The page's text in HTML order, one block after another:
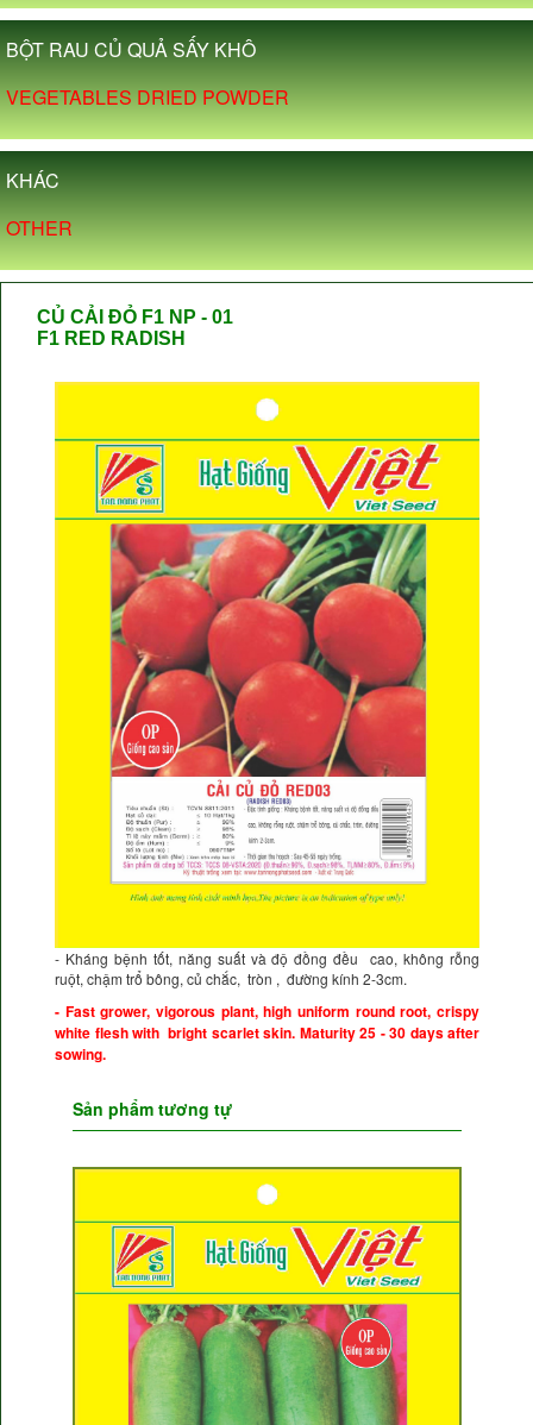
BỘT RAU CỦ QUẢ SẤY KHÔ
VEGETABLES DRIED POWDER
KHÁC
OTHER
CỦ CẢI ĐỎ F1 NP - 01
F1 RED RADISH
- Kháng bệnh tốt, năng suất và độ đồng đều cao, không rỗng
ruột, chậm trổ bông, củ chắc, tròn , đường kính 2-3cm.
- Fast grower, vigorous plant, high uniform round root, crispy
white flesh with bright scarlet skin. Maturity 25 - 30 days after
sowing.
Sản phẩm tương tự